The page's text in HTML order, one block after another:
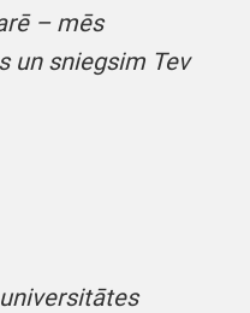
– mēs
un sniegsim Tev